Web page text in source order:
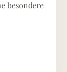
besondere
anzeigen